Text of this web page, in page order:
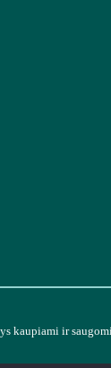
kaupiami ir